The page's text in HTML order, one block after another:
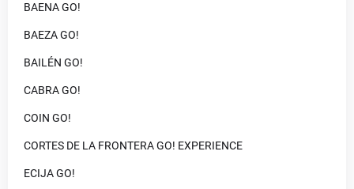
BAENA GO!
BAEZA GO!
BAILÉN GO!
CABRA GO!
COIN GO!
CORTES DE LA FRONTERA GO! EXPERIENCE
ECIJA GO!